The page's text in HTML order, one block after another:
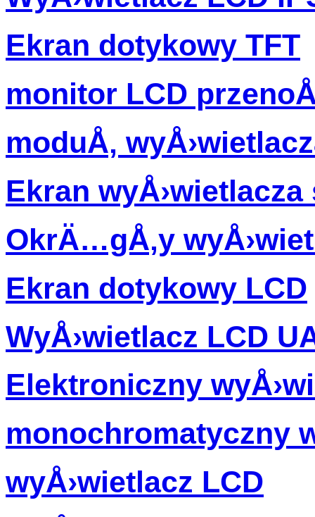
Ekran dotykowy TFT
monitor LCD
moduÅ‚
Ekran
OkrÄ…gÅ‚y
Ekran dotykowy LCD
WyÅ›wietlacz LCD
Elektroniczny
monochromatyczny
wyÅ›wietlacz LCD